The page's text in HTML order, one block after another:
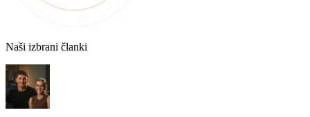
Naši izbrani članki